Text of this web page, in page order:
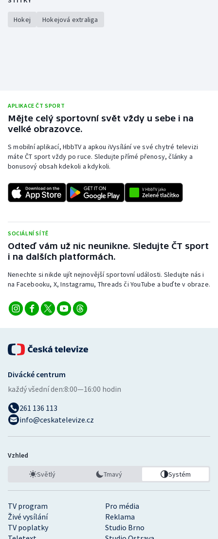
Hokej Hokejová extraliga
APLIKACE ČT SPORT
Mějte celý sportovní svět vždy u sebe i na
velké obrazovce.
S mobilní aplikací, HbbTV a apkou iVysílání ve své chytré televizi
máte ČT sport vždy po ruce. Sledujte přímé přenosy, články a
bonusový obsah kdekoli a kdykoli.
SOCIÁLNÍ SÍTĚ
Odteď vám už nic neunikne. Sledujte ČT sport
i na dalších platformách.
Nenechte si nikde ujít nejnovější sportovní události. Sledujte nás i
na Facebooku, X, Instagramu, Threads či YouTube a buďte v obraze.
TV program
Pro média
Živé vysílání
Reklama
TV poplatky
Studio Brno
Divácké centrum
každý všední den:8:00—16:00 hodin
261 136 113
info@ceskatelevize.cz
Vzhled
Světlý Tmavý Systém